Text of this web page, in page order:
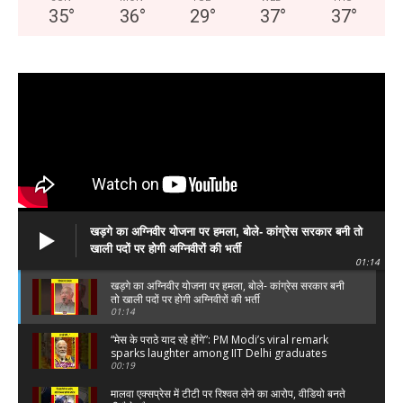
DOWNLOAD NOW
AIN NEWS 1
Contact Us
About Us
Privacy Policy
Terms of Use Agreement
Facebook
X WhatsApp
Share
35° 36° 29° 37° 37°
खड़गे का अग्निवीर योजना पर हमला, बोले- कांग्रेस सरकार बनी तो
खाली पदों पर होगी अग्निवीरों की भर्ती
01:14
खड़गे का अग्निवीर योजना पर हमला, बोले- कांग्रेस सरकार बनी
तो खाली पदों पर होगी अग्निवीरों की भर्ती
01:14
“मेस के पराठे याद रहे होंगे”: PM Modi’s viral remark
sparks laughter among IIT Delhi graduates
00:19
मालवा एक्सप्रेस में टीटी पर रिश्वत लेने का आरोप, वीडियो बनते